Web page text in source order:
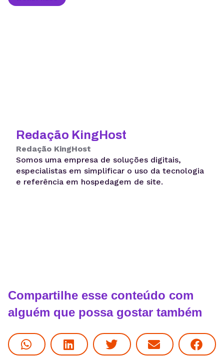
Redação KingHost
Redação KingHost
Somos uma empresa de soluções digitais,
especialistas em simplificar o uso da tecnologia
e referência em hospedagem de site.
Compartilhe esse conteúdo com
alguém que possa gostar também